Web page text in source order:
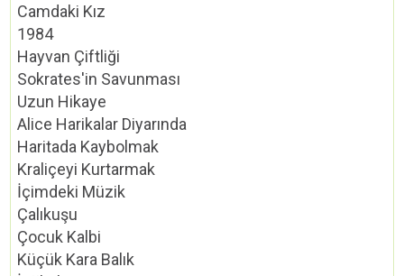
Camdaki Kız
1984
Hayvan Çiftliği
Sokrates'in Savunması
Uzun Hikaye
Alice Harikalar Diyarında
Haritada Kaybolmak
Kraliçeyi Kurtarmak
İçimdeki Müzik
Çalıkuşu
Çocuk Kalbi
Küçük Kara Balık